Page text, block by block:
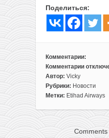
Поделиться:
Комментарии:
Комментарии
к
записи
Анонс.
от
авиакомпании
Etihad
Автор: Vicky
Рубрики: Новости
Метки: Etihad Airways